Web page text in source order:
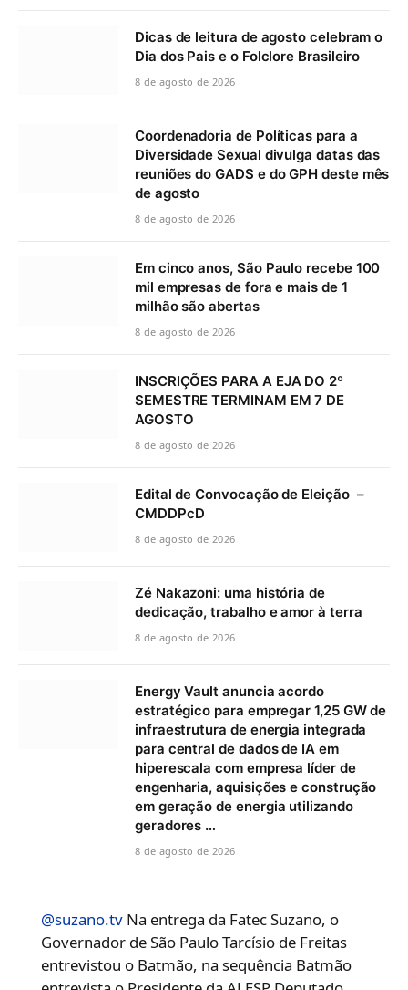
Dicas de leitura de agosto celebram o
Dia dos Pais e o Folclore Brasileiro
8 de agosto de 2026
Coordenadoria de Políticas para a
Diversidade Sexual divulga datas das
reuniões do GADS e do GPH deste mês
de agosto
8 de agosto de 2026
Em cinco anos, São Paulo recebe 100
mil empresas de fora e mais de 1
milhão são abertas
8 de agosto de 2026
INSCRIÇÕES PARA A EJA DO 2º
SEMESTRE TERMINAM EM 7 DE
AGOSTO
8 de agosto de 2026
Edital de Convocação de Eleição –
CMDDPcD
8 de agosto de 2026
Zé Nakazoni: uma história de
dedicação, trabalho e amor à terra
8 de agosto de 2026
Energy Vault anuncia acordo
estratégico para empregar 1,25 GW de
infraestrutura de energia integrada
para central de dados de IA em
hiperescala com empresa líder de
engenharia, aquisições e construção
em geração de energia utilizando
geradores …
8 de agosto de 2026
@suzano.tv Na entrega da Fatec Suzano, o
Governador de São Paulo Tarcísio de Freitas
entrevistou o Batmão, na sequência Batmão